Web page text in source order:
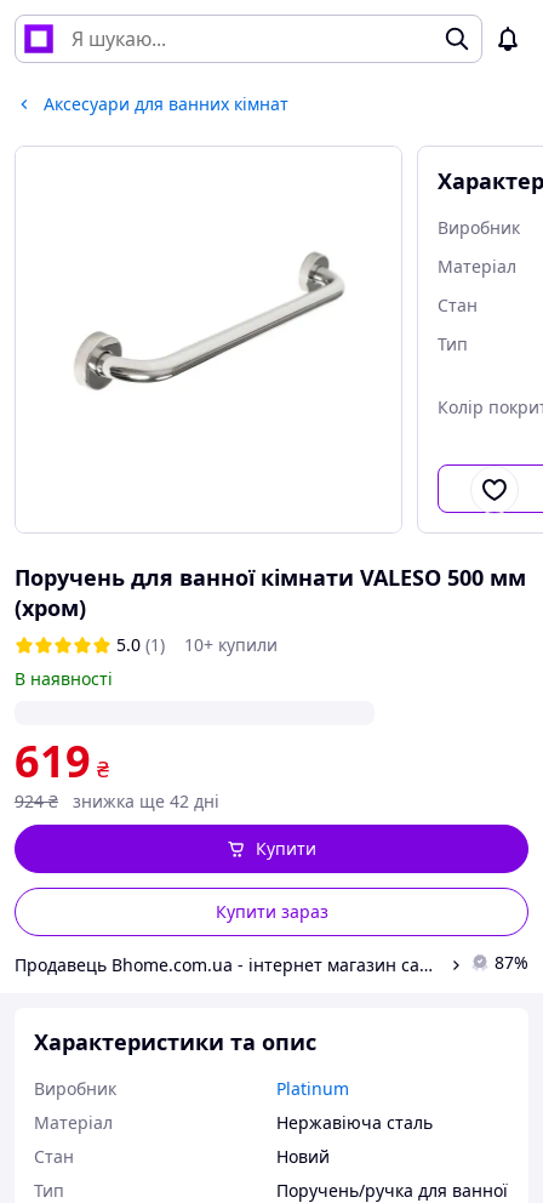
Аксесуари для ванних кімнат
Виробник
Матеріал
Стан
Тип
Колір
Поручень для ванної кімнати VALESO 500 мм
(хром)
5.0 (1)
10+ купили
В наявності
619 ₴
924 ₴ знижка ще 42 дні
Купити зараз
Купити
Продавець Bhome.com.ua - інтернет магазин сантехніки, мийок, освітлення, комфорт і кращі ціни 87%
Характеристики та опис
Виробник
Platinum
Матеріал
Нержавіюча сталь
Стан
Новий
Тип
Поручень/ручка для ванної